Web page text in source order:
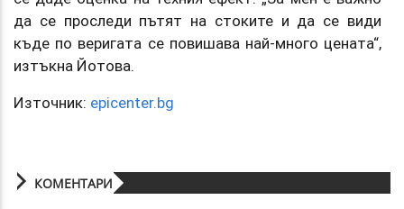
да се проследи пътят на стоките и да се види
къде по веригата се повишава най-много цената“,
изтъкна Йотова.
Източник: epicenter.bg
КОМЕНТАРИ